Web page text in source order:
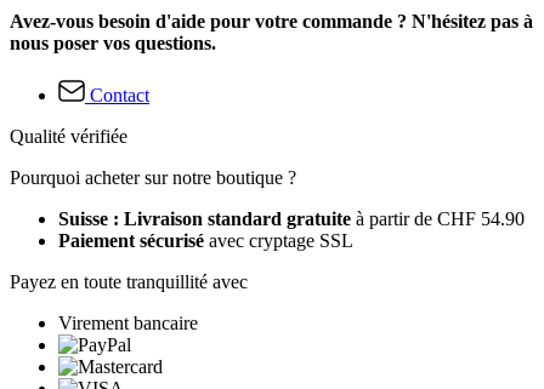
Avez-vous besoin d'aide pour votre commande ? N'hésitez pas à
nous poser vos questions.
Contact
Qualité vérifiée
Pourquoi acheter sur notre boutique ?
Suisse : Livraison standard gratuite à partir de CHF 54.90
Paiement sécurisé avec cryptage SSL
Payez en toute tranquillité avec
Virement bancaire